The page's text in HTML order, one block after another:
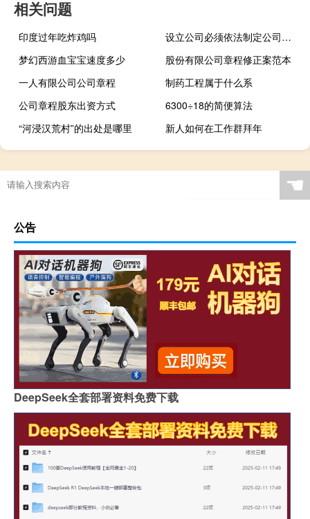
相关问题
印度过年吃炸鸡吗
设立公司必须依法制定公司章程
梦幻西游血宝宝速度多少
股份有限公司章程修正案范本
一人有限公司公司章程
制药工程属于什么系
公司章程股东出资方式
6300÷18的简便算法
“河浸汉荒村”的出处是哪里
新人如何在工作群拜年
☚
公告
DeepSeek全套部署资料免费下载